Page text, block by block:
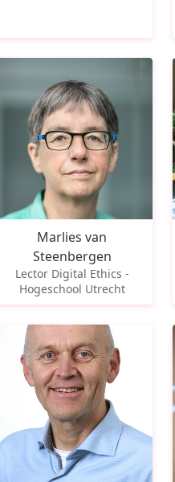
Marlies van
Steenbergen
Lector Digital Ethics -
Hogeschool Utrecht